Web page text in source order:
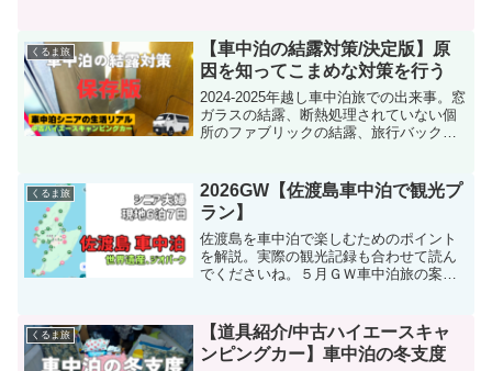
りの場所だった。少し寒いくらいが丁度
いい、ってか!?
くるま旅
【車中泊の結露対策/決定版】原
因を知ってこまめな対策を行う
2024-2025年越し車中泊旅での出来事。窓
ガラスの結露、断熱処理されていない個
所のファブリックの結露、旅行バックの
扇を回して事なきを得たのだが、寒さが
キツいとベスパ（妻）に言われるとそう
もいかない。この際、徹底的に結露対策
を研究したものをご報告する。
くるま旅
2026GW【佐渡島車中泊で観光プ
ラン】
佐渡島を車中泊で楽しむためのポイント
を解説。実際の観光記録も合わせて読ん
でくださいね。５月ＧＷ車中泊旅の案の
（30日、５月1日）を休むプランとした。
くるま旅
【道具紹介/中古ハイエースキャ
ンピングカー】車中泊の冬支度